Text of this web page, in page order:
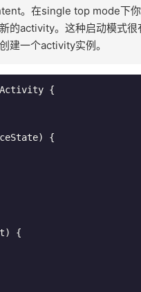
。在single top mode下
的activity。这种启动模式很
建一个activity实例。
Activity {
{
{